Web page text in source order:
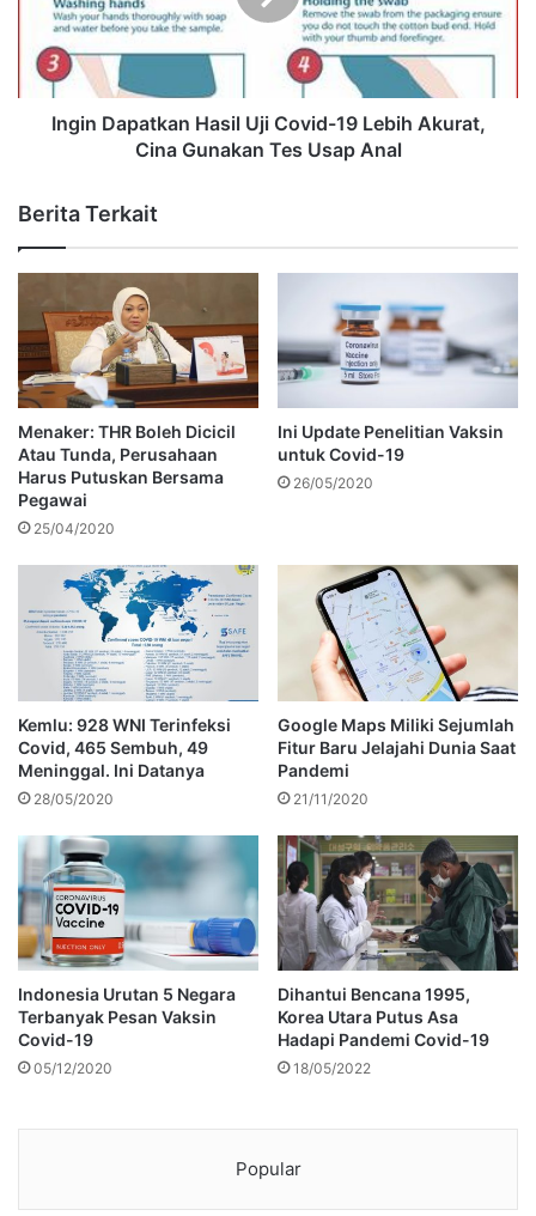
Ingin Dapatkan Hasil Uji Covid-19 Lebih Akurat,
Cina Gunakan Tes Usap Anal
Berita Terkait
Menaker: THR Boleh Dicicil
Atau Tunda, Perusahaan
Harus Putuskan Bersama
Pegawai
25/04/2020
Ini Update Penelitian Vaksin
untuk Covid-19
26/05/2020
Kemlu: 928 WNI Terinfeksi
Covid, 465 Sembuh, 49
Meninggal. Ini Datanya
28/05/2020
Google Maps Miliki Sejumlah
Fitur Baru Jelajahi Dunia Saat
Pandemi
21/11/2020
Indonesia Urutan 5 Negara
Terbanyak Pesan Vaksin
Covid-19
05/12/2020
Dihantui Bencana 1995,
Korea Utara Putus Asa
Hadapi Pandemi Covid-19
18/05/2022
Popular